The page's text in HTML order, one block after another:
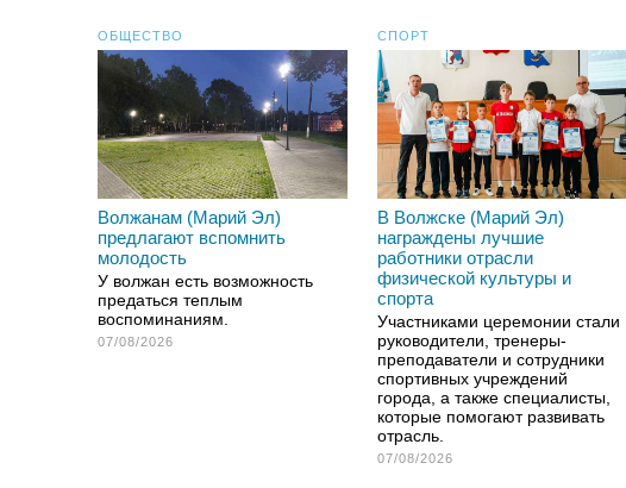
ОБЩЕСТВО
Волжанам (Марий Эл)
предлагают вспомнить
молодость
У волжан есть возможность
предаться теплым
воспоминаниям.
07/08/2026
СПОРТ
В Волжске (Марий Эл)
награждены лучшие
работники отрасли
физической культуры и
спорта
Участниками церемонии стали
руководители, тренеры-
преподаватели и сотрудники
спортивных учреждений
города, а также специалисты,
которые помогают развивать
отрасль.
07/08/2026